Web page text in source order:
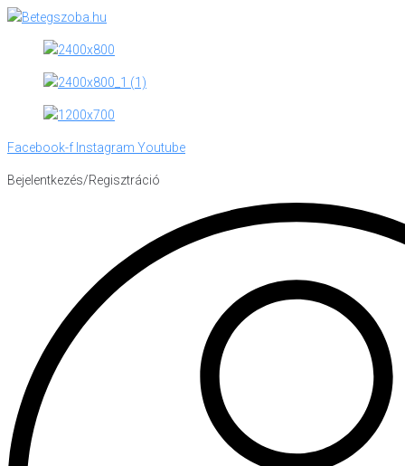
Skip
content
Facebook-f Instagram Youtube
Bejelentkezés/Regisztráció